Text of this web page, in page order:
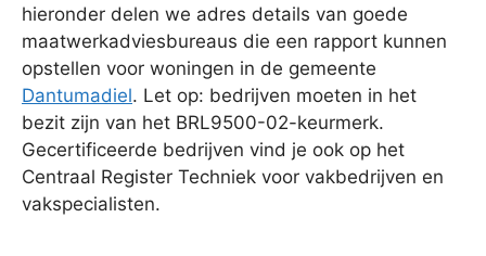
hieronder delen we adres details van goede
maatwerkadviesbureaus die een rapport kunnen
opstellen voor woningen in de gemeente
Dantumadiel. Let op: bedrijven moeten in het
bezit zijn van het BRL9500-02-keurmerk.
Gecertificeerde bedrijven vind je ook op het
Centraal Register Techniek voor vakbedrijven en
vakspecialisten.